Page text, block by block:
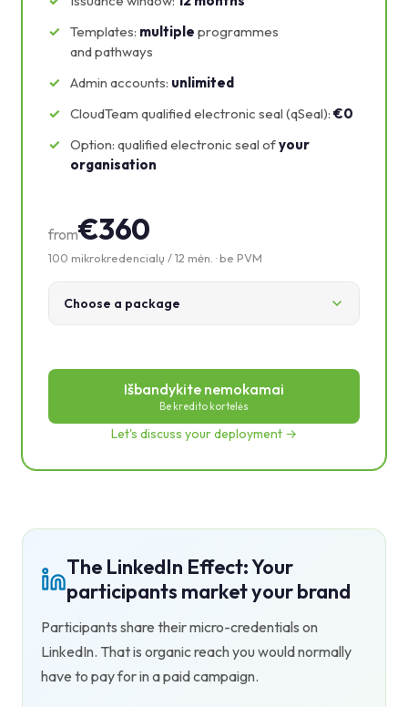
Templates: multiple programmes
and pathways
Admin accounts: unlimited
CloudTeam qualified electronic seal (qSeal): €0
Option: qualified electronic seal ofyour
organisation
from€360
100 mikrokredencialų / 12 mėn. · be PVM
Choose a package
Išbandykite nemokamai
Be kredito kortelės
Let's discuss your deployment →
The LinkedIn Effect: Your
participants market your brand
Participants share their micro-credentials on
LinkedIn. That is organic reach you would normally
have to pay for in a paid campaign.